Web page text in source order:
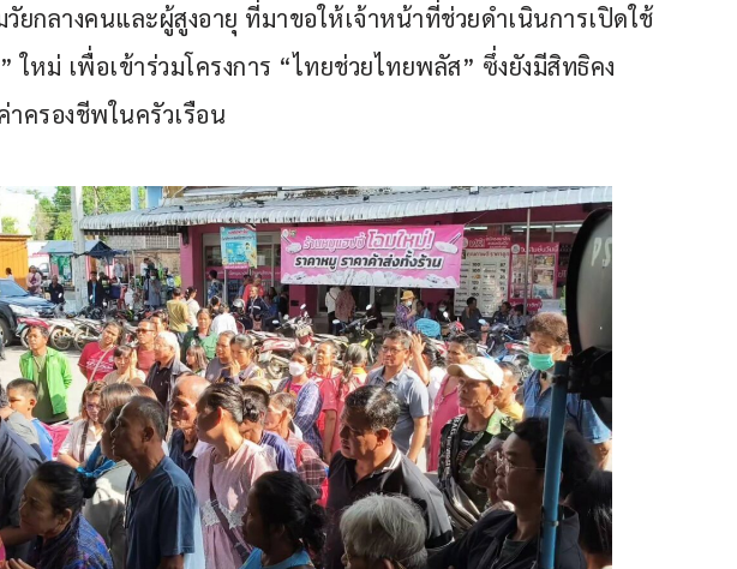
ยกลางคนและผู้สูงอายุ ที่มาขอให้เจ้าหน้าที่ช่วยดำเนินการเปิดใช้
ใหม่ เพื่อเข้าร่วมโครงการ “ไทยช่วยไทยพลัส” ซึ่งยังมีสิทธิคง
ครองชีพในครัวเรือน